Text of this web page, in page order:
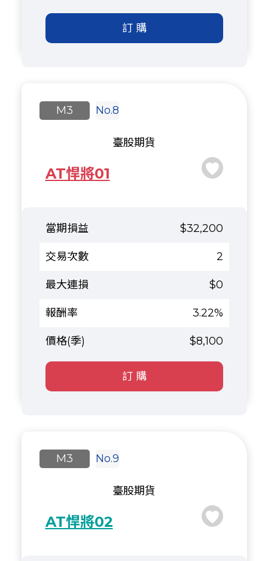
訂 購
No.8
AT悍將01
臺股期貨
M3
$32,200
2
$0
3.22%
$8,100
訂 購
No.9
AT悍將02
臺股期貨
M3